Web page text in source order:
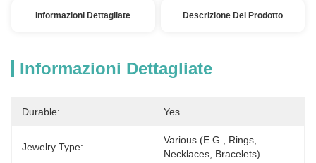
Informazioni Dettagliate Descrizione Del Prodotto
Informazioni Dettagliate
Durable: Yes
Jewelry Type:
Various (e.g., Rings,
Necklaces, Bracelets)